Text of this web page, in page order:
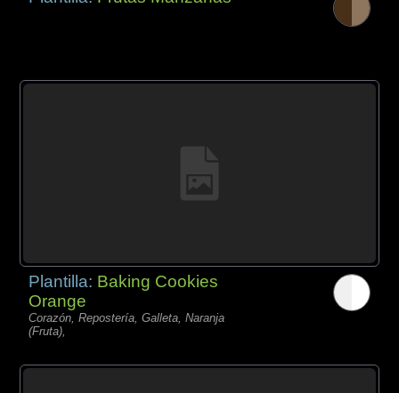
Plantilla: Baking Cookies
Orange
Corazón, Repostería, Galleta, Naranja
(Fruta),